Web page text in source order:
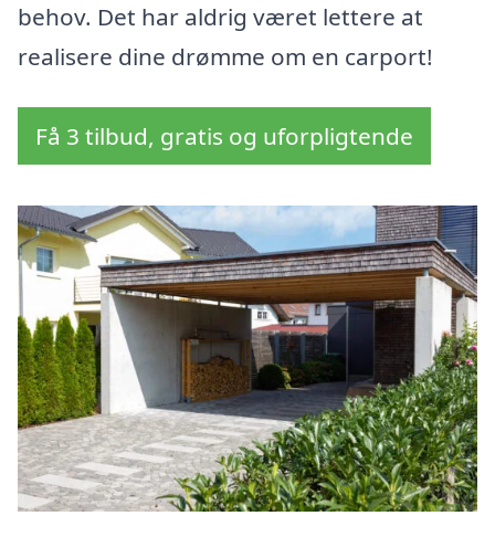
behov. Det har aldrig været lettere at
realisere dine drømme om en carport!
Få 3 tilbud, gratis og uforpligtende